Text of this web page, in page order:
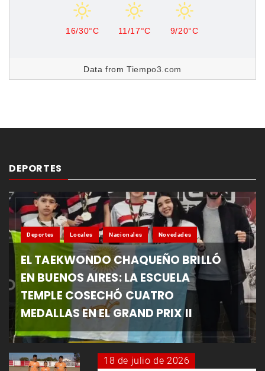
16/30°C 11/17°C 9/20°C
Data fromTiempo3.com
DEPORTES
Deportes Locales Nacionales Novedades
EL TAEKWONDO CHAQUEÑO BRILLÓ
EN BUENOS AIRES: LA ESCUELA
TEMPLE COSECHÓ CUATRO
MEDALLAS EN EL GRAND PRIX II
18 de julio de 2026